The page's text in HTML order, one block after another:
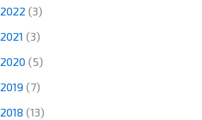
2022 (3)
2021 (3)
2020 (5)
2019 (7)
2018 (13)